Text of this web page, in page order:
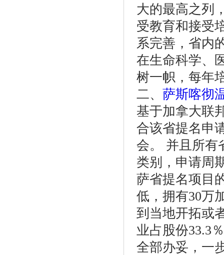
大的最高之列
受教育和接受
系完善，省内
在生命科学、
树一帜，每年
二、 萨斯喀彻
基于加拿大联
合该省提名申
会。 并且所有
类别，申请周
萨省提名项目
低，拥有30万
到当地开拓或
业占股份33.3
全部办妥，一